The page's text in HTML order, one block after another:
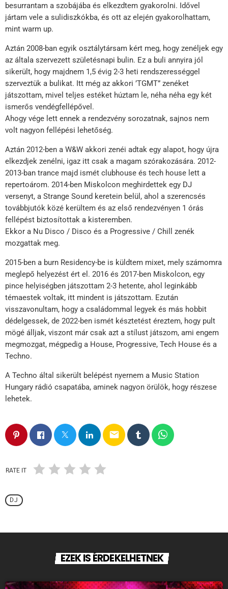
besurrantam a szobájába és elkezdtem gyakorolni. Idővel
jártam vele a sulidiszkókba, és ott az elején gyakorolhattam,
mint warm up.
Aztán 2008-ban egyik osztálytársam kért meg, hogy zenéljek egy
az általa szervezett születésnapi bulin. Ez a buli annyira jól
sikerült, hogy majdnem 1,5 évig 2-3 heti rendszerességgel
szerveztük a bulikat. Itt még az akkori ’TGMT” zenéket
játszottam, mivel teljes estéket húztam le, néha néha egy két
ismerős vendégfellépővel.
Ahogy vége lett ennek a rendezvény sorozatnak, sajnos nem
volt nagyon fellépési lehetőség.
Aztán 2012-ben a W&W akkori zenéi adtak egy alapot, hogy újra
elkezdjek zenélni, igaz itt csak a magam szórakozására. 2012-
2013-ban trance majd ismét clubhouse és tech house lett a
repertoárom. 2014-ben Miskolcon meghirdettek egy DJ
versenyt, a Strange Sound keretein belül, ahol a szerencsés
továbbjutók közé kerültem és az első rendezvényen 1 órás
fellépést biztosítottak a kisteremben.
Ekkor a Nu Disco / Disco és a Progressive / Chill zenék
mozgattak meg.
2015-ben a burn Residency-be is küldtem mixet, mely számomra
meglepő helyezést ért el. 2016 és 2017-ben Miskolcon, egy
pince helyiségben játszottam 2-3 hetente, ahol leginkább
témaestek voltak, itt mindent is játszottam. Ezután
visszavonultam, hogy a családommal legyek és más hobbit
dédelgessek, de 2022-ben ismét késztetést éreztem, hogy pult
mögé álljak, viszont már csak azt a stílust játszom, ami engem
megmozgat, mégpedig a House, Progressive, Tech House és a
Techno.
A Techno által sikerült belépést nyernem a Music Station
Hungary rádió csapatába, aminek nagyon örülök, hogy részese
lehetek.
email
RATE IT
DJ
EZEK IS ÉRDEKELHETNEK